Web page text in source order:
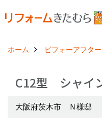
ホーム ビフォーアフター
C12型 シャイ
大阪府茨木市 Ｎ様邸